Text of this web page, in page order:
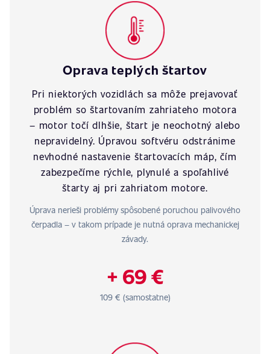
Oprava teplých štartov
Pri niektorých vozidlách sa môže prejavovať
problém so štartovaním zahriateho motora
– motor točí dlhšie, štart je neochotný alebo
nepravidelný. Úpravou softvéru odstránime
nevhodné nastavenie štartovacích máp, čím
zabezpečíme rýchle, plynulé a spoľahlivé
štarty aj pri zahriatom motore.
Úprava nerieši problémy spôsobené poruchou palivového
čerpadla – v takom prípade je nutná oprava mechanickej
závady.
+ 69 €
109 € (samostatne)